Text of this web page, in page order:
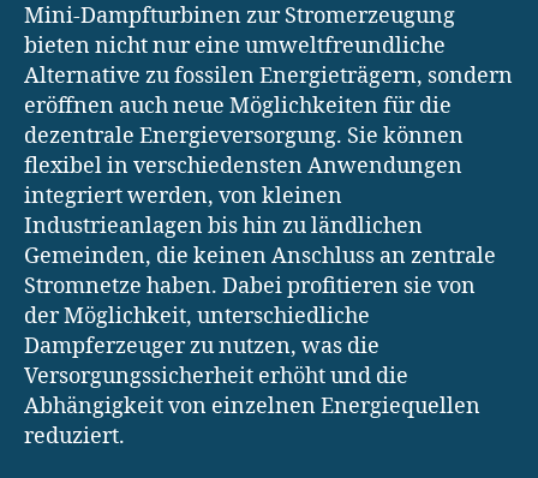
Mini-Dampfturbinen zur Stromerzeugung
bieten nicht nur eine umweltfreundliche
Alternative zu fossilen Energieträgern, sondern
eröffnen auch neue Möglichkeiten für die
dezentrale Energieversorgung. Sie können
flexibel in verschiedensten Anwendungen
integriert werden, von kleinen
Industrieanlagen bis hin zu ländlichen
Gemeinden, die keinen Anschluss an zentrale
Stromnetze haben. Dabei profitieren sie von
der Möglichkeit, unterschiedliche
Dampferzeuger zu nutzen, was die
Versorgungssicherheit erhöht und die
Abhängigkeit von einzelnen Energiequellen
reduziert.